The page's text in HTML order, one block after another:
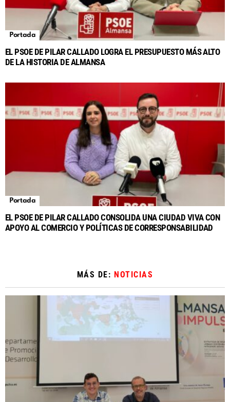
Portada
EL PSOE DE PILAR CALLADO LOGRA EL PRESUPUESTO MÁS ALTO
DE LA HISTORIA DE ALMANSA
Portada
EL PSOE DE PILAR CALLADO CONSOLIDA UNA CIUDAD VIVA CON
APOYO AL COMERCIO Y POLÍTICAS DE CORRESPONSABILIDAD
MÁS DE: NOTICIAS